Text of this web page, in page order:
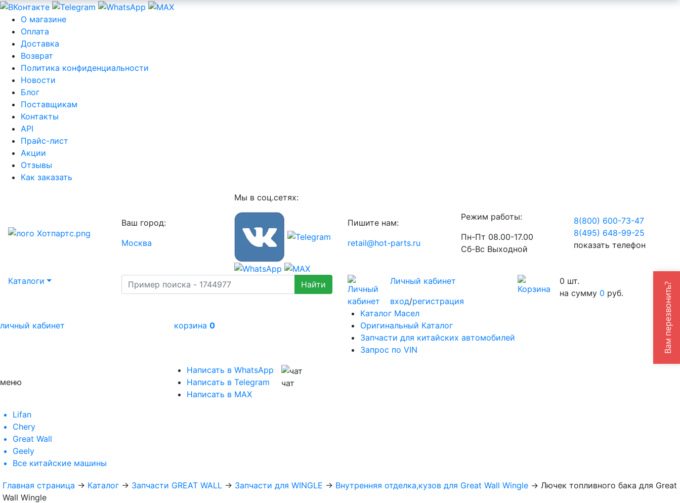
О магазине
Оплата
Доставка
Возврат
Политика конфиденциальности
Новости
Блог
Поставщикам
Контакты
API
Прайс-лист
Акции
Отзывы
Как заказать
Ваш город:
Москва
Мы в соц.сетях:
Пишите нам:
retail@hot-parts.ru
Режим работы:
Пн-Пт 08.00-17.00
Сб-Вс Выходной
8(800) 600-73-47
8(495) 648-99-25
показать телефон
Каталоги
Личный кабинет
вход/регистрация
0 шт.
на сумму 0 руб.
личный кабинет корзина 0
Каталог Масел
Оригинальный Каталог
Запчасти для китайских автомобилей
Запрос по VIN
меню
Написать в WhatsApp
Написать в Telegram
Написать в MAX
чат
Lifan
Chery
Great Wall
Geely
Все китайские машины
Главная страница → Каталог → Запчасти GREAT WALL → Запчасти для WINGLE → Внутренняя отделка,кузов для Great Wall Wingle → Лючек топливного бака для Great
Wall Wingle
Вам перезвонить?